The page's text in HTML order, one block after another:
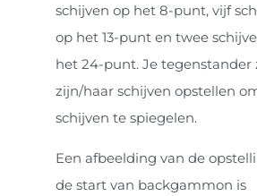
schijven op het 8-punt, vijf
op het 13-punt en twee
het 24-punt. Je tegenstander
zijn/haar schijven opstellen
schijven te spiegelen.
Een afbeelding van de
de start van backgammon is